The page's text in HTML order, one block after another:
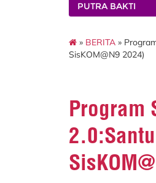
PUTRA BAKTI
» BERITA »
SisKOM@N9 2024)
Program